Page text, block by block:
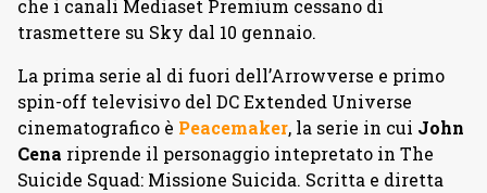
che i canali Mediaset Premium cessano di
trasmettere su Sky dal 10 gennaio.
La prima serie al di fuori dell’Arrowverse e primo
spin-off televisivo del DC Extended Universe
cinematografico è Peacemaker, la serie in cui John
Cena riprende il personaggio intepretato in The
Suicide Squad: Missione Suicida. Scritta e diretta